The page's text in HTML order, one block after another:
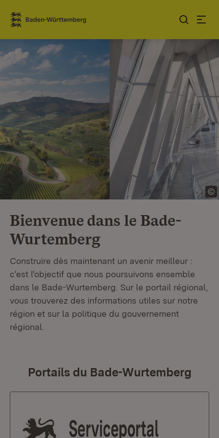
Sauter au contenu
Link zur Startseite
Bienvenue dans le Bade-
Wurtemberg
Construire dès maintenant un avenir meilleur :
c'est l'objectif que nous poursuivons ensemble
dans le Bade-Wurtemberg. Sur le portail régional,
vous trouverez des informations utiles sur notre
région et sur la politique du gouvernement
régional.
Portails du Bade-Wurtemberg